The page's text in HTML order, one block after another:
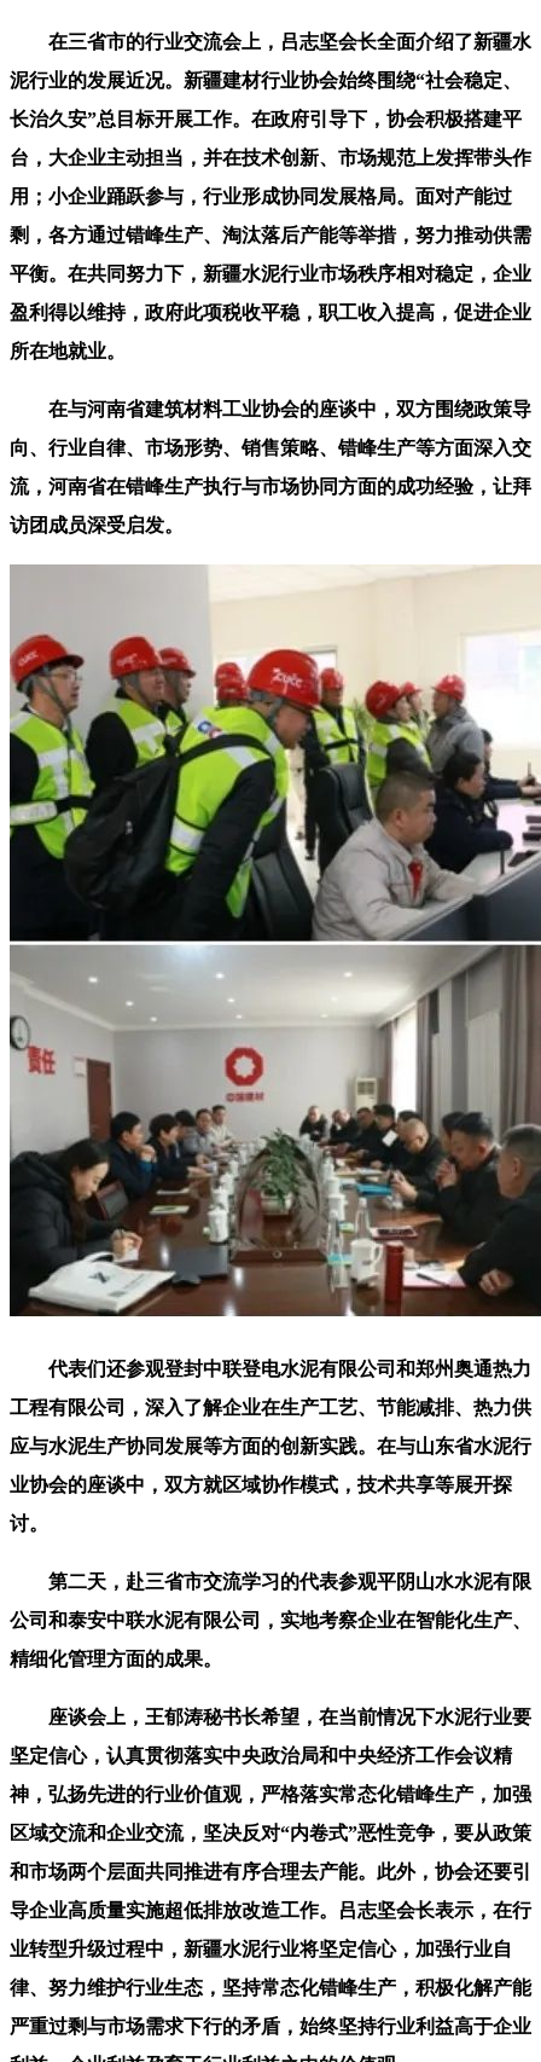
在三省市的行业交流会上，吕志坚会长全面介绍了新疆水
泥行业的发展近况。新疆建材行业协会始终围绕“社会稳定、
长治久安”总目标开展工作。在政府引导下，协会积极搭建平
台，大企业主动担当，并在技术创新、市场规范上发挥带头作
用；小企业踊跃参与，行业形成协同发展格局。面对产能过
剩，各方通过错峰生产、淘汰落后产能等举措，努力推动供需
平衡。在共同努力下，新疆水泥行业市场秩序相对稳定，企业
盈利得以维持，政府此项税收平稳，职工收入提高，促进企业
所在地就业。
在与河南省建筑材料工业协会的座谈中，双方围绕政策导
向、行业自律、市场形势、销售策略、错峰生产等方面深入交
流，河南省在错峰生产执行与市场协同方面的成功经验，让拜
访团成员深受启发。
代表们还参观登封中联登电水泥有限公司和郑州奥通热力
工程有限公司，深入了解企业在生产工艺、节能减排、热力供
应与水泥生产协同发展等方面的创新实践。在与山东省水泥行
业协会的座谈中，双方就区域协作模式，技术共享等展开探
讨。
第二天，赴三省市交流学习的代表参观平阴山水水泥有限
公司和泰安中联水泥有限公司，实地考察企业在智能化生产、
精细化管理方面的成果。
座谈会上，王郁涛秘书长希望，在当前情况下水泥行业要
坚定信心，认真贯彻落实中央政治局和中央经济工作会议精
神，弘扬先进的行业价值观，严格落实常态化错峰生产，加强
区域交流和企业交流，坚决反对“内卷式”恶性竞争，要从政策
和市场两个层面共同推进有序合理去产能。此外，协会还要引
导企业高质量实施超低排放改造工作。吕志坚会长表示，在行
业转型升级过程中，新疆水泥行业将坚定信心，加强行业自
律、努力维护行业生态，坚持常态化错峰生产，积极化解产能
严重过剩与市场需求下行的矛盾，始终坚持行业利益高于企业